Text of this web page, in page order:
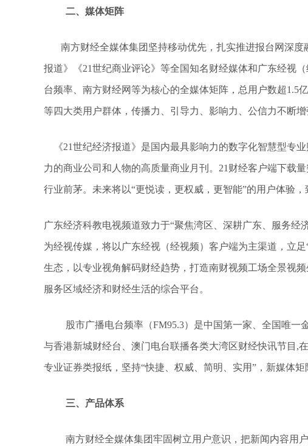
二、媒体矩阵
南方财经全媒体集团坚持移动优先，扎实推进报台网深度
报道》《21世纪商业评论》等全国知名财经媒体和广东经视
台频率、南方财经网等为核心的全媒体矩阵，总用户数超1.5
等四大类用户群体，传播力、引导力、影响力、公信力不断增
《21世纪经济报道》是国内最具影响力的数字化智慧型专
力的商业公司和人物的高质量商业月刊。21财经客户端下载
行业前茅。未来将以“更悦读，更权威，更智能”的用户体验，
广东经济科教电视频道致力于“聚焦湾区、深耕广东、服务经
为经视传媒，将以广东经视（经视频）客户端为主渠道，立
生态，以专业视角解码财经趋势，打造南财视频工场全景视
服务区域经济和财经生活的综合平台。
股市广播电台频率（FM95.3）是中国第一家、全国唯一
与香港新城财经台、澳门电台联播各类大湾区财经快讯节目,
专业证券类报纸，坚持“快捷、权威、简明、实用”，新媒体矩
三、产品体系
南方财经全媒体集团牢固树立用户意识，把新闻内容用户